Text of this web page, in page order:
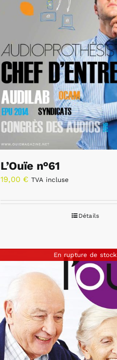
L’Ouïe n°61
19,00 € TVA incluse
Détails
En rupture de stock